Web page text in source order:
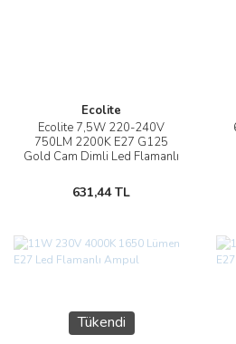
Ecolite
Ecolite 7,5W 220-240V
750LM 2200K E27 G125
Gold Cam Dimli Led Flamanlı
631,44 TL
Tükendi